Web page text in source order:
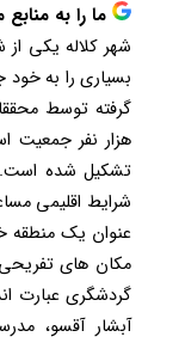
ما را به
شهر کلاله یکی
بسیاری را به
گرفته توسط
هزار نفر جمعیت
تشکیل شده است.
شرایط اقلیمی
عنوان یک منطقه
مکان های
گردشگری عبارت
آبشار آقسو،